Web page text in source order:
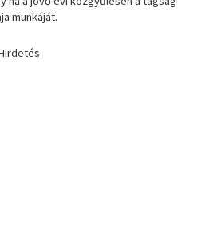
munkáját.